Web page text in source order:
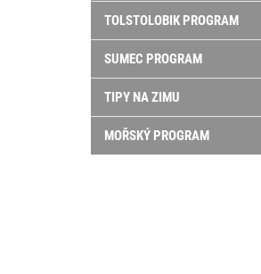
TOLSTOLOBIK PROGRAM
SUMEC PROGRAM
TIPY NA ZIMU
MOŘSKÝ PROGRAM